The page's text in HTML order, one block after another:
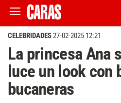
CELEBRIDADES27-02-2025 12:21
La princesa Ana
luce un look con
bucaneras